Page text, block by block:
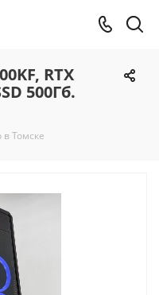
RTX
500Гб.
Томске